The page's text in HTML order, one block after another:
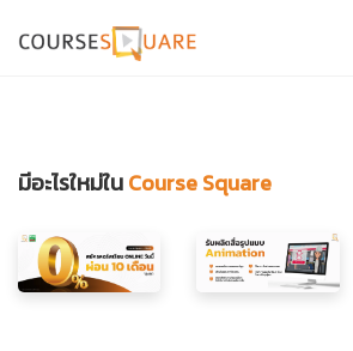
มีอะไรใหม่ในCourse Square